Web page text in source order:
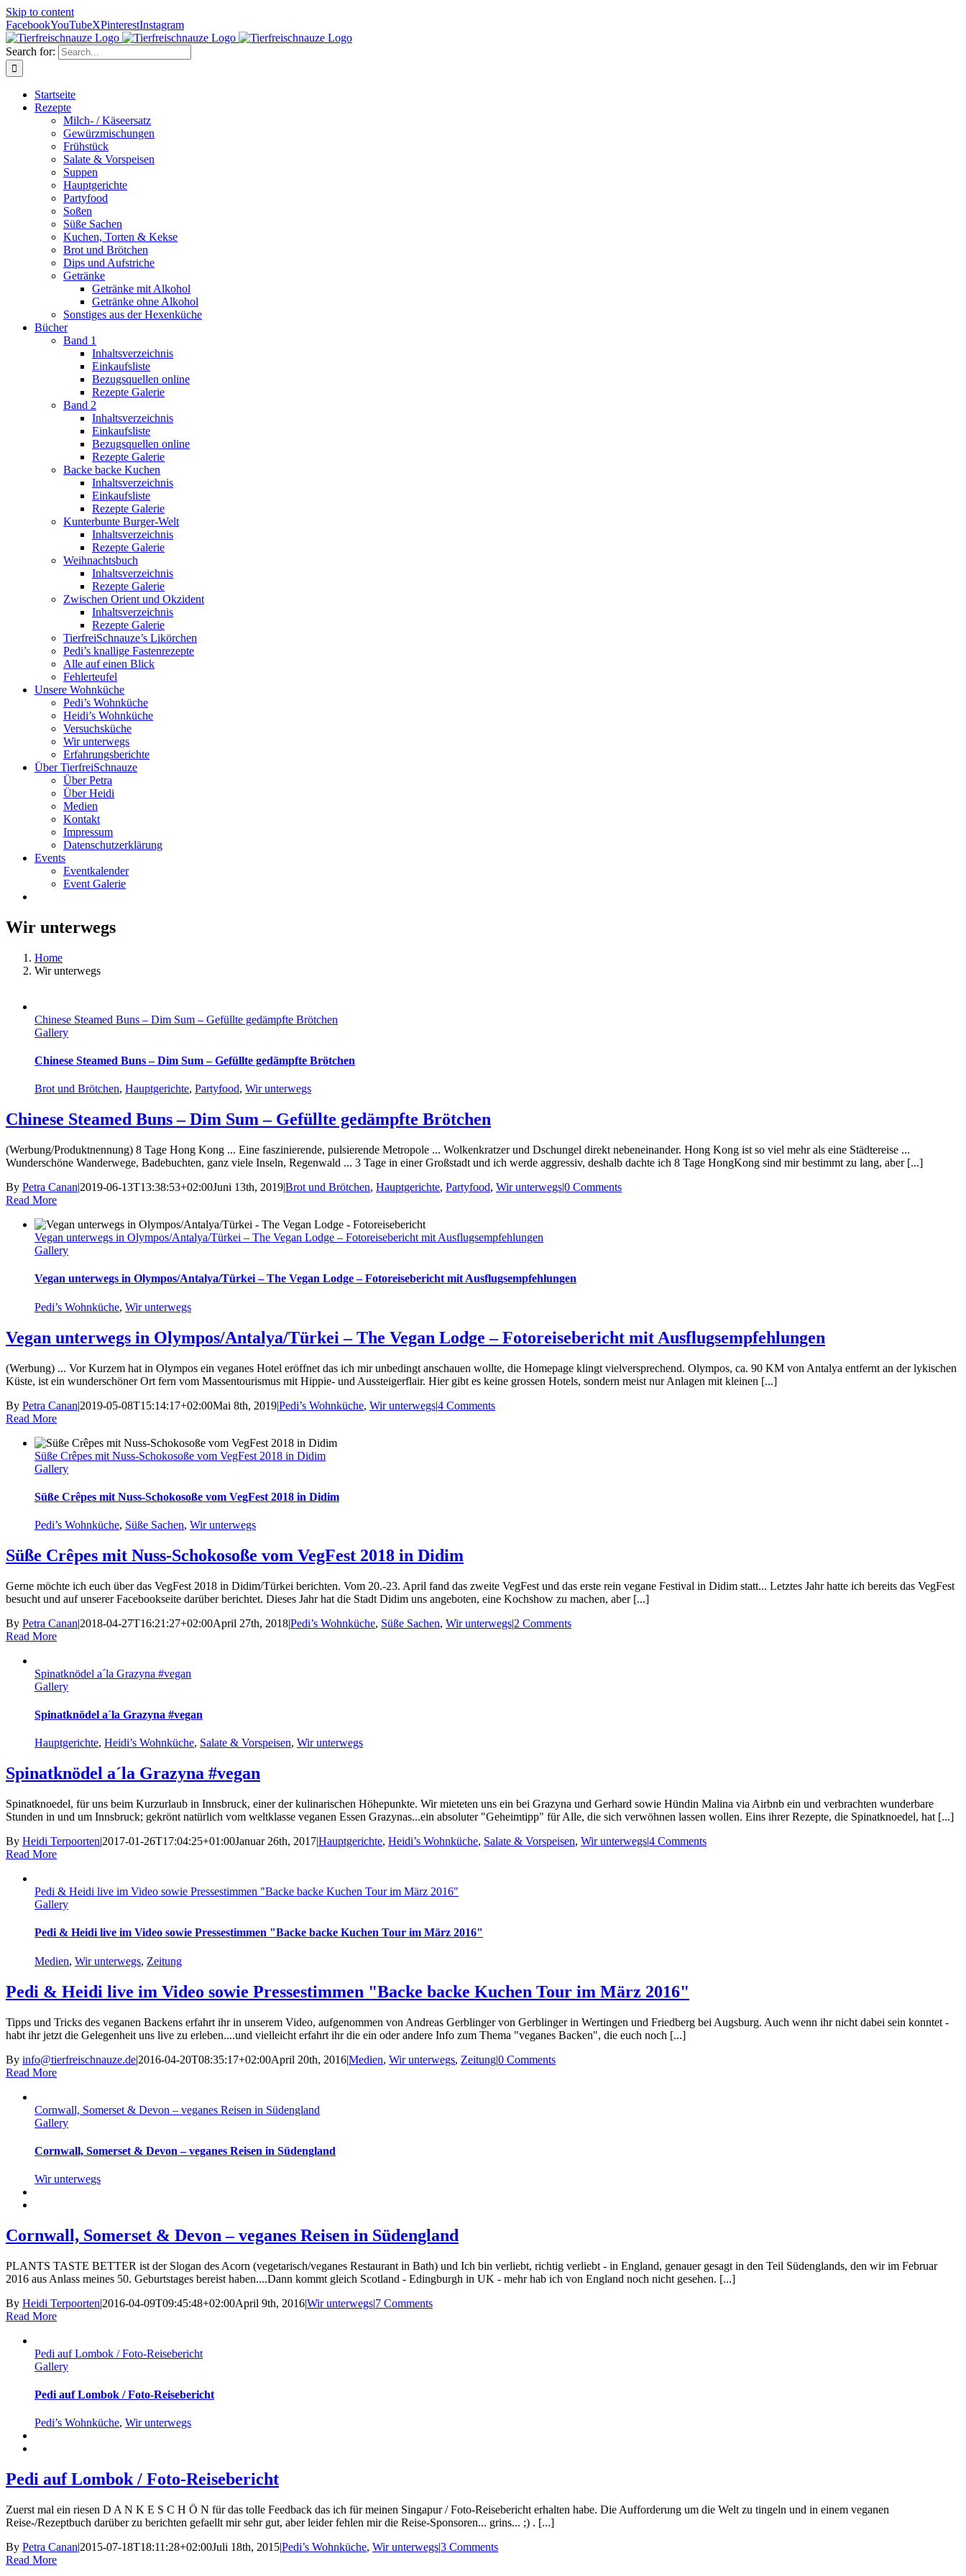
Skip to content
FacebookYouTubeXPinterestInstagram
Search for:
Startseite
Rezepte
Milch- / Käseersatz
Gewürzmischungen
Frühstück
Salate & Vorspeisen
Suppen
Hauptgerichte
Partyfood
Soßen
Süße Sachen
Kuchen, Torten & Kekse
Brot und Brötchen
Dips und Aufstriche
Getränke
Getränke mit Alkohol
Getränke ohne Alkohol
Sonstiges aus der Hexenküche
Bücher
Band 1
Inhaltsverzeichnis
Einkaufsliste
Bezugsquellen online
Rezepte Galerie
Band 2
Inhaltsverzeichnis
Einkaufsliste
Bezugsquellen online
Rezepte Galerie
Backe backe Kuchen
Inhaltsverzeichnis
Einkaufsliste
Rezepte Galerie
Kunterbunte Burger-Welt
Inhaltsverzeichnis
Rezepte Galerie
Weihnachtsbuch
Inhaltsverzeichnis
Rezepte Galerie
Zwischen Orient und Okzident
Inhaltsverzeichnis
Rezepte Galerie
TierfreiSchnauze’s Likörchen
Pedi’s knallige Fastenrezepte
Alle auf einen Blick
Fehlerteufel
Unsere Wohnküche
Pedi’s Wohnküche
Heidi’s Wohnküche
Versuchsküche
Wir unterwegs
Erfahrungsberichte
Über TierfreiSchnauze
Über Petra
Über Heidi
Medien
Kontakt
Impressum
Datenschutzerklärung
Events
Eventkalender
Event Galerie
Wir unterwegs
Home
Wir unterwegs
Chinese Steamed Buns – Dim Sum – Gefüllte gedämpfte Brötchen
Gallery
Chinese Steamed Buns – Dim Sum – Gefüllte gedämpfte Brötchen
Brot und Brötchen, Hauptgerichte, Partyfood, Wir unterwegs
Chinese Steamed Buns – Dim Sum – Gefüllte gedämpfte Brötchen
(Werbung/Produktnennung) 8 Tage Hong Kong ... Eine faszinierende, pulsierende Metropole ... Wolkenkratzer und Dschungel direkt nebeneinander. Hong Kong ist so viel mehr als eine Städtereise ...
Wunderschöne Wanderwege, Badebuchten, ganz viele Inseln, Regenwald ... 3 Tage in einer Großstadt und ich werde aggressiv, deshalb dachte ich 8 Tage HongKong sind mir bestimmt zu lang, aber [...]
By Petra Canan|2019-06-13T13:38:53+02:00Juni 13th, 2019|Brot und Brötchen, Hauptgerichte, Partyfood, Wir unterwegs|0 Comments
Read More
Vegan unterwegs in Olympos/Antalya/Türkei – The Vegan Lodge – Fotoreisebericht mit Ausflugsempfehlungen
Gallery
Vegan unterwegs in Olympos/Antalya/Türkei – The Vegan Lodge – Fotoreisebericht mit Ausflugsempfehlungen
Pedi’s Wohnküche, Wir unterwegs
Vegan unterwegs in Olympos/Antalya/Türkei – The Vegan Lodge – Fotoreisebericht mit Ausflugsempfehlungen
(Werbung) ... Vor Kurzem hat in Olympos ein veganes Hotel eröffnet das ich mir unbedingt anschauen wollte, die Homepage klingt vielversprechend. Olympos, ca. 90 KM von Antalya entfernt an der lykischen
Küste, ist ein wunderschöner Ort fern vom Massentourismus mit Hippie- und Aussteigerflair. Hier gibt es keine grossen Hotels, sondern meist nur Anlagen mit kleinen [...]
By Petra Canan|2019-05-08T15:14:17+02:00Mai 8th, 2019|Pedi’s Wohnküche, Wir unterwegs|4 Comments
Read More
Süße Crêpes mit Nuss-Schokosoße vom VegFest 2018 in Didim
Gallery
Süße Crêpes mit Nuss-Schokosoße vom VegFest 2018 in Didim
Pedi’s Wohnküche, Süße Sachen, Wir unterwegs
Süße Crêpes mit Nuss-Schokosoße vom VegFest 2018 in Didim
Gerne möchte ich euch über das VegFest 2018 in Didim/Türkei berichten. Vom 20.-23. April fand das zweite VegFest und das erste rein vegane Festival in Didim statt... Letztes Jahr hatte ich bereits das VegFest
besucht und auf unserer Facebookseite darüber berichtet. Dieses Jahr hat die Stadt Didim uns angeboten, eine Kochshow zu machen, aber [...]
By Petra Canan|2018-04-27T16:21:27+02:00April 27th, 2018|Pedi’s Wohnküche, Süße Sachen, Wir unterwegs|2 Comments
Read More
Spinatknödel a´la Grazyna #vegan
Gallery
Spinatknödel a´la Grazyna #vegan
Hauptgerichte, Heidi’s Wohnküche, Salate & Vorspeisen, Wir unterwegs
Spinatknödel a´la Grazyna #vegan
Spinatknoedel, für uns beim Kurzurlaub in Innsbruck, einer der kulinarischen Höhepunkte. Wir mieteten uns ein bei Grazyna und Gerhard sowie Hündin Malina via Airbnb ein und verbrachten wunderbare
Stunden in und um Innsbruck; gekrönt natürlich vom weltklasse veganen Essen Grazynas...ein absoluter "Geheimtipp" für Alle, die sich verwöhnen lassen wollen. Eins ihrer Rezepte, die Spinatknoedel, hat [...]
By Heidi Terpoorten|2017-01-26T17:04:25+01:00Januar 26th, 2017|Hauptgerichte, Heidi’s Wohnküche, Salate & Vorspeisen, Wir unterwegs|4 Comments
Read More
Pedi & Heidi live im Video sowie Pressestimmen "Backe backe Kuchen Tour im März 2016"
Gallery
Pedi & Heidi live im Video sowie Pressestimmen "Backe backe Kuchen Tour im März 2016"
Medien, Wir unterwegs, Zeitung
Pedi & Heidi live im Video sowie Pressestimmen "Backe backe Kuchen Tour im März 2016"
Tipps und Tricks des veganen Backens erfahrt ihr in unserem Video, aufgenommen von Andreas Gerblinger von Gerblinger in Wertingen und Friedberg bei Augsburg. Auch wenn ihr nicht dabei sein konntet -
habt ihr jetzt die Gelegenheit uns live zu erleben....und vielleicht erfahrt ihr die ein oder andere Info zum Thema "veganes Backen", die euch noch [...]
By info@tierfreischnauze.de|2016-04-20T08:35:17+02:00April 20th, 2016|Medien, Wir unterwegs, Zeitung|0 Comments
Read More
Cornwall, Somerset & Devon – veganes Reisen in Südengland
Gallery
Cornwall, Somerset & Devon – veganes Reisen in Südengland
Wir unterwegs
Cornwall, Somerset & Devon – veganes Reisen in Südengland
PLANTS TASTE BETTER ist der Slogan des Acorn (vegetarisch/veganes Restaurant in Bath) und Ich bin verliebt, richtig verliebt - in England, genauer gesagt in den Teil Südenglands, den wir im Februar
2016 aus Anlass meines 50. Geburtstages bereist haben....Dann kommt gleich Scotland - Edingburgh in UK - mehr hab ich von England noch nicht gesehen. [...]
By Heidi Terpoorten|2016-04-09T09:45:48+02:00April 9th, 2016|Wir unterwegs|7 Comments
Read More
Pedi auf Lombok / Foto-Reisebericht
Gallery
Pedi auf Lombok / Foto-Reisebericht
Pedi’s Wohnküche, Wir unterwegs
Pedi auf Lombok / Foto-Reisebericht
Zuerst mal ein riesen D A N K E S C H Ö N für das tolle Feedback das ich für meinen Singapur / Foto-Reisebericht erhalten habe. Die Aufforderung um die Welt zu tingeln und in einem veganen
Reise-/Rezeptbuch darüber zu berichten gefaellt mir sehr gut, aber leider fehlen mir die Reise-Sponsoren... grins... ;) . [...]
By Petra Canan|2015-07-18T18:11:28+02:00Juli 18th, 2015|Pedi’s Wohnküche, Wir unterwegs|3 Comments
Read More